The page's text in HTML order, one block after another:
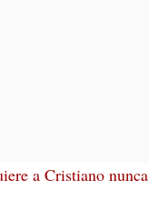
a Cristiano nunca